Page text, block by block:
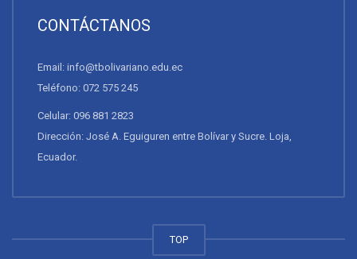
CONTÁCTANOS
Email: info@tbolivariano.edu.ec
Teléfono: 072 575 245
Celular: 096 881 2823
Dirección: José A. Eguiguren entre Bolívar y Sucre. Loja,
Ecuador.
TOP